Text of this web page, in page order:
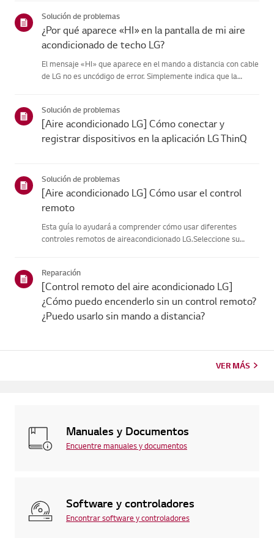
Solución de problemas
¿Por qué aparece «HI» en la pantalla de mi aire
acondicionado de techo LG?
El mensaje «HI» que aparece en el mando a distancia con cable
de LG no es uncódigo de error. Simplemente indica que la
el ...
Solución de problemas
[Aire acondicionado LG] Cómo conectar y
registrar dispositivos en la aplicación LG ThinQ
Solución de problemas
[Aire acondicionado LG] Cómo usar el control
remoto
Esta guía lo ayudará a comprender cómo usar diferentes
controles remotos de aireacondicionado LG.Seleccione su
resolver problemas co...
Reparación
[Control remoto del aire acondicionado LG]
¿Cómo puedo encenderlo sin un control remoto?
¿Puedo usarlo sin mando a distancia?
VER MÁS
Manuales y Documentos
Encuentre manuales y documentos
Software y controladores
Encontrar software y controladores